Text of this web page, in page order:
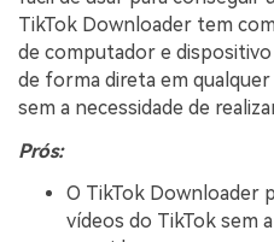
TikTok Downloader tem
de computador e
de forma direta em
sem a necessidade de
Prós:
O TikTok Downloader
vídeos do TikTok sem